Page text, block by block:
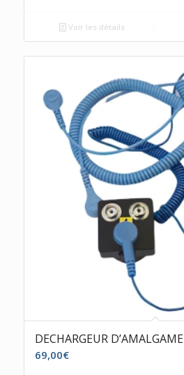
Voir les détails
DECHARGEUR D’AMALGAME
69,00€